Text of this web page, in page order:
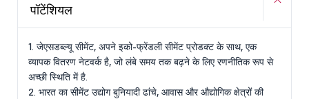
पॉटेंशियल
1. जेएसडब्ल्यू सीमेंट, अपने इको-फ्रेंडली सीमेंट प्रोडक्ट के साथ, एक
व्यापक वितरण नेटवर्क है, जो लंबे समय तक बढ़ने के लिए रणनीतिक रूप से
अच्छी स्थिति में है.
2. भारत का सीमेंट उद्योग बुनियादी ढांचे, आवास और औद्योगिक क्षेत्रों की